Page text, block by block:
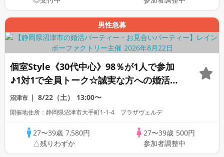
男性急募
個室Style《30代中心》98％が1人で参加
♪1対1で全員トーク☆誠実な方への婚活パ
ーティー
沼津市 8/22（土） 13:00〜
開催地住所：静岡県沼津市大手町1-1-4 プラザヴェルデ
27〜39歳 7,580円
△残りわずか
27〜39歳 500円
参加者調整中